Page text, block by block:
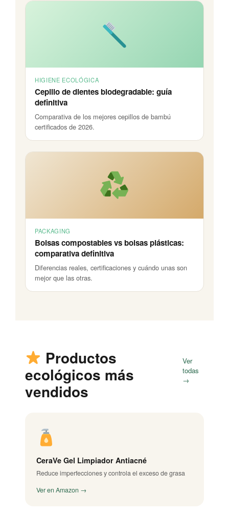
HIGIENE ECOLÓGICA
Cepillo de dientes biodegradable: guía
definitiva
Comparativa de los mejores cepillos de bambú
certificados de 2026.
PACKAGING
Bolsas compostables vs bolsas plásticas:
comparativa definitiva
Diferencias reales, certificaciones y cuándo unas son
mejor que las otras.
Productos
ecológicos más
vendidos
Ver
todas
→
CeraVe Gel Limpiador Antiacné
Reduce imperfecciones y controla el exceso de grasa
Ver en Amazon →